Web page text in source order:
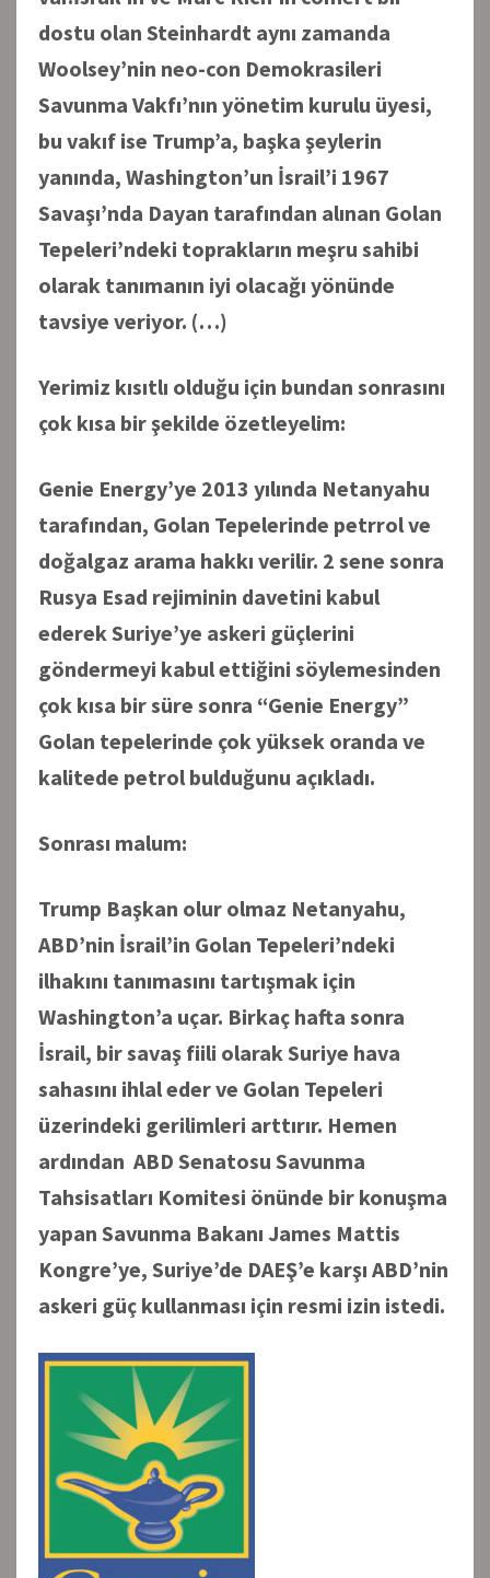
dostu olan Steinhardt aynı zamanda
Woolsey’nin neo-con Demokrasileri
Savunma Vakfı’nın yönetim kurulu üyesi,
bu vakıf ise Trump’a, başka şeylerin
yanında, Washington’un İsrail’i 1967
Savaşı’nda Dayan tarafından alınan Golan
Tepeleri’ndeki toprakların meşru sahibi
olarak tanımanın iyi olacağı yönünde
tavsiye veriyor. (…)
Yerimiz kısıtlı olduğu için bundan sonrasını
çok kısa bir şekilde özetleyelim:
Genie Energy’ye 2013 yılında Netanyahu
tarafından, Golan Tepelerinde petrrol ve
doğalgaz arama hakkı verilir. 2 sene sonra
Rusya Esad rejiminin davetini kabul
ederek Suriye’ye askeri güçlerini
göndermeyi kabul ettiğini söylemesinden
çok kısa bir süre sonra “Genie Energy”
Golan tepelerinde çok yüksek oranda ve
kalitede petrol bulduğunu açıkladı.
Sonrası malum:
Trump Başkan olur olmaz Netanyahu,
ABD’nin İsrail’in Golan Tepeleri’ndeki
ilhakını tanımasını tartışmak için
Washington’a uçar. Birkaç hafta sonra
İsrail, bir savaş fiili olarak Suriye hava
sahasını ihlal eder ve Golan Tepeleri
üzerindeki gerilimleri arttırır. Hemen
ardından ABD Senatosu Savunma
Tahsisatları Komitesi önünde bir konuşma
yapan Savunma Bakanı James Mattis
Kongre’ye, Suriye’de DAEŞ’e karşı ABD’nin
askeri güç kullanması için resmi izin istedi.